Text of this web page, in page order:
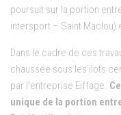
poursuit sur la portion
intersport – Saint Maclou)
Dans le cadre de ces
chaussée sous les ilots
par l’entreprise Eiffage.
unique de la portion